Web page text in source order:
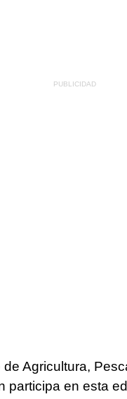
de Agricultura,
participa en esta